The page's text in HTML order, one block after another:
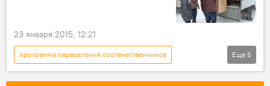
Эстония
Россия
Таджикистан
23 января 2015, 12:21
программа переселения соотечественников
Все новости
Миграция
Украина
Еще 5